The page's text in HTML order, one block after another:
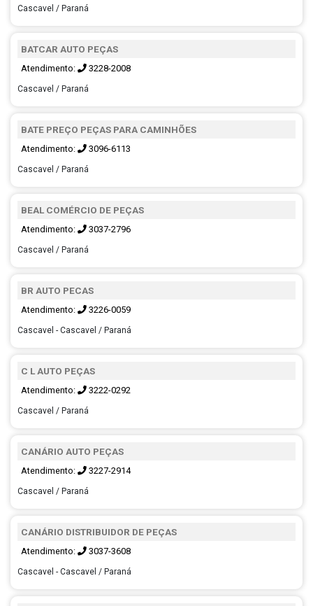
Cascavel / Paraná
BATCAR AUTO PEÇAS
Atendimento: 3228-2008
Cascavel / Paraná
BATE PREÇO PEÇAS PARA CAMINHÕES
Atendimento: 3096-6113
Cascavel / Paraná
BEAL COMÉRCIO DE PEÇAS
Atendimento: 3037-2796
Cascavel / Paraná
BR AUTO PECAS
Atendimento: 3226-0059
Cascavel - Cascavel / Paraná
C L AUTO PEÇAS
Atendimento: 3222-0292
Cascavel / Paraná
CANÁRIO AUTO PEÇAS
Atendimento: 3227-2914
Cascavel / Paraná
CANÁRIO DISTRIBUIDOR DE PEÇAS
Atendimento: 3037-3608
Cascavel - Cascavel / Paraná